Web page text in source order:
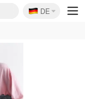
🇩🇪
DE